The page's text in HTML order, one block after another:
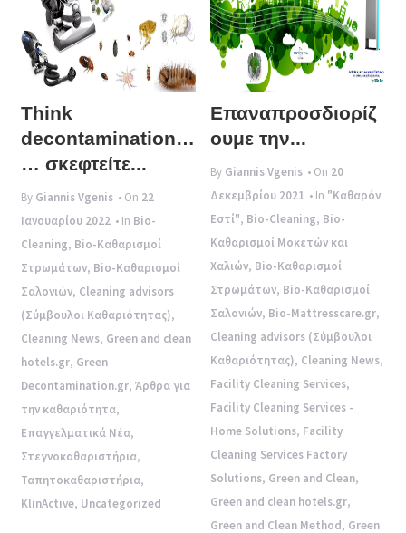
Think
decontamination…
… σκεφτείτε...
By Giannis Vgenis • On 22
Ιανουαρίου 2022 • In Bio-
Cleaning, Bio-Καθαρισμοί
Στρωμάτων, Bio-Καθαρισμοί
Σαλονιών, Cleaning advisors
(Σύμβουλοι Καθαριότητας),
Cleaning News, Green and clean
hotels.gr, Green
Decontamination.gr,Άρθρα για
την καθαριότητα,
Επαγγελματικά Νέα,
Στεγνοκαθαριστήρια,
Ταπητοκαθαριστήρια,
KlinActive, Uncategorized
Επαναπροσδιορίζ
ουμε την...
By Giannis Vgenis • On 20
Δεκεμβρίου 2021 • In "Καθαρόν
Εστί", Bio-Cleaning, Bio-
Καθαρισμοί Μοκετών και
Χαλιών, Bio-Καθαρισμοί
Στρωμάτων, Bio-Καθαρισμοί
Σαλονιών, Bio-Mattresscare.gr,
Cleaning advisors (Σύμβουλοι
Καθαριότητας), Cleaning News,
Facility Cleaning Services,
Facility Cleaning Services -
Home Solutions, Facility
Cleaning Services Factory
Solutions, Green and Clean,
Green and clean hotels.gr,
Green and Clean Method, Green